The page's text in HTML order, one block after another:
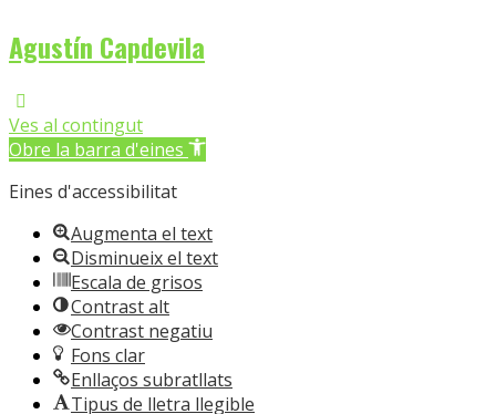
Agustín Capdevila
Ves al contingut
Obre la barra d'eines
Eines d'accessibilitat
Augmenta el text
Disminueix el text
Escala de grisos
Contrast alt
Contrast negatiu
Fons clar
Enllaços subratllats
Tipus de lletra llegible